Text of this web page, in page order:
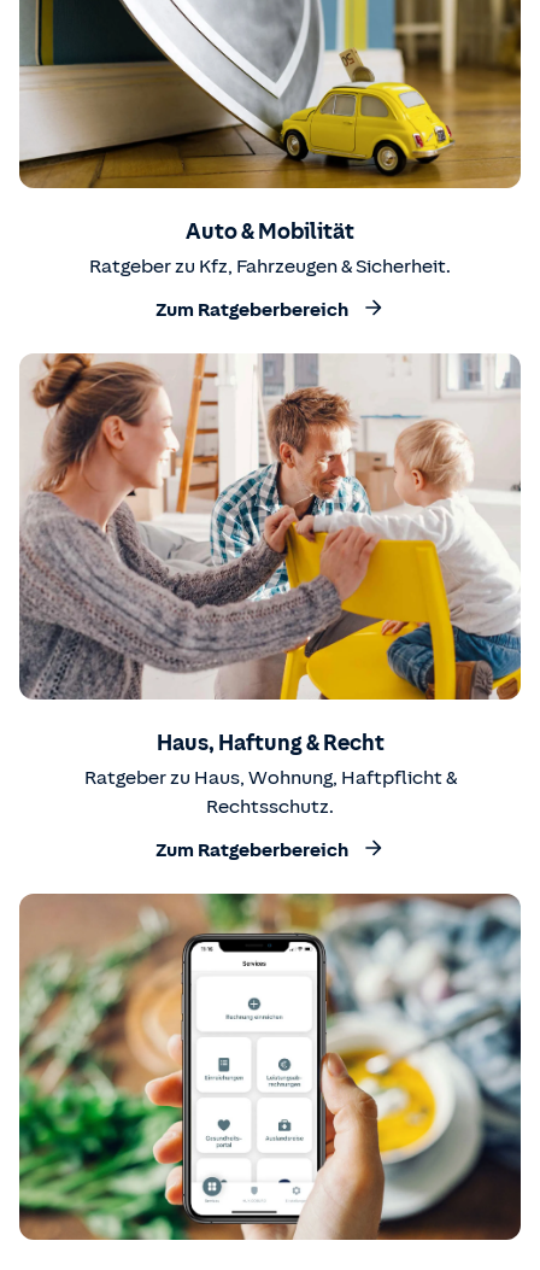
Auto & Mobilität
Ratgeber zu Kfz, Fahrzeugen & Sicherheit.
Zum Ratgeberbereich
Haus, Haftung & Recht
Ratgeber zu Haus, Wohnung, Haftpflicht &
Rechtsschutz.
Zum Ratgeberbereich